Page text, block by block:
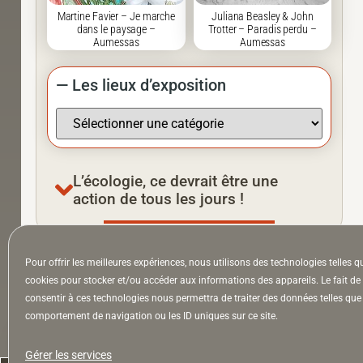
Pour offrir les meilleures expériences, nous utilisons des technologies telles
cookies pour stocker et/ou accéder aux informations des appareils. Le fait de
consentir à ces technologies nous permettra de traiter des données telles que
comportement de navigation ou les ID uniques sur ce site.
Gérer les services
Martine Favier – Je marche
dans le paysage –
Aumessas
Juliana Beasley & John
Trotter – Paradis perdu –
Aumessas
— Les lieux d’exposition
L’écologie, ce devrait être une
action de tous les jours !
À la Une Appel à auteurs Arts